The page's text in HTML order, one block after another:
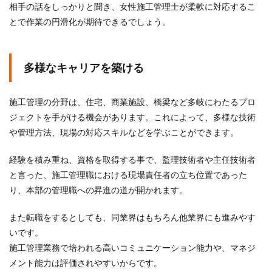
相手の話をしっかりと聞き、女性施工管理士が柔軟に対応するこ
とで作業の円滑化が期待できるでしょう。
多様なキャリアを築ける
施工管理の分野は、住宅、商業施設、橋梁など多岐にわたるプロ
ジェクトを手がける機会があります。これによって、多様な技術
や管理方法、現場の対応スキルなどを学ぶことができます。
経験を積み重ね、資格を取得する事で、監理技術者や主任技術者
と言った、施工管理職における現場責任者の立ち位置であった
り、本部の管理職への昇進の道が開かれます。
また転職をするとしても、同業界はもちろん他業界にも進みやす
いです。
施工管理業務で培われる高いコミュニケーション能力や、マネジ
メント能力は評価されやすいからです。